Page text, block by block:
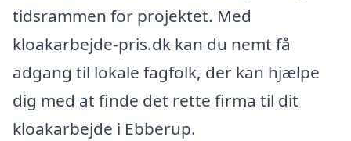
tidsrammen for projektet. Med
kloakarbejde-pris.dk kan du nemt få
adgang til lokale fagfolk, der kan hjælpe
dig med at finde det rette firma til dit
kloakarbejde i Ebberup.